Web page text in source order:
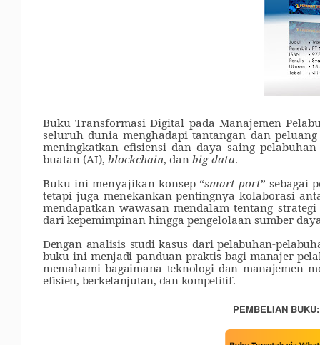
Buku Transformasi Digital pada Manajemen
seluruh dunia menghadapi tantangan dan
meningkatkan efisiensi dan daya saing
buatan (AI), blockchain, dan big data.
Buku ini menyajikan konsep “smart port” sebagai
tetapi juga menekankan pentingnya kolaborasi
mendapatkan wawasan mendalam tentang
dari kepemimpinan hingga pengelolaan sumber
Dengan analisis studi kasus dari pelabuhan-
buku ini menjadi panduan praktis bagi manajer
memahami bagaimana teknologi dan manajemen
efisien, berkelanjutan, dan kompetitif.
PEMBELIAN BUKU: